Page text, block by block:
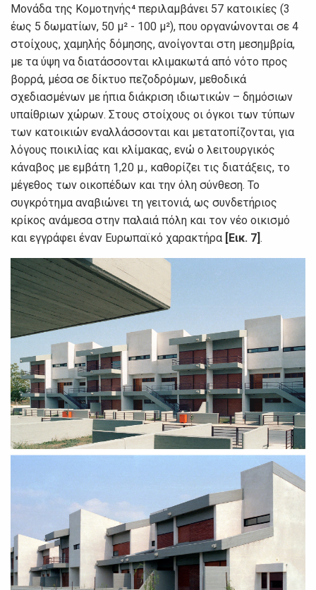
Μονάδα της Κομοτηνής⁴ περιλαμβάνει 57 κατοικίες (3
έως 5 δωματίων, 50 μ² - 100 μ²), που οργανώνονται σε 4
στοίχους, χαμηλής δόμησης, ανοίγονται στη μεσημβρία,
με τα ύψη να διατάσσονται κλιμακωτά από νότο προς
βορρά, μέσα σε δίκτυο πεζοδρόμων, μεθοδικά
σχεδιασμένων με ήπια διάκριση ιδιωτικών – δημόσιων
υπαίθριων χώρων. Στους στοίχους οι όγκοι των τύπων
των κατοικιών εναλλάσσονται και μετατοπίζονται, για
λόγους ποικιλίας και κλίμακας, ενώ ο λειτουργικός
κάναβος με εμβάτη 1,20 μ., καθορίζει τις διατάξεις, το
μέγεθος των οικοπέδων και την όλη σύνθεση. Το
συγκρότημα αναβιώνει τη γειτονιά, ως συνδετήριος
κρίκος ανάμεσα στην παλαιά πόλη και τον νέο οικισμό
και εγγράφει έναν Ευρωπαϊκό χαρακτήρα [Εικ. 7] .